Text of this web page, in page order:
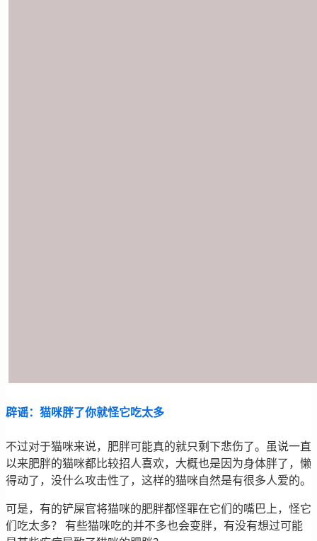
辟谣：猫咪胖了你就怪它吃太多
不过对于猫咪来说，肥胖可能真的就只剩下悲伤了。虽说一直
以来肥胖的猫咪都比较招人喜欢，大概也是因为身体胖了，懒
得动了，没什么攻击性了，这样的猫咪自然是有很多人爱的。
可是，有的铲屎官将猫咪的肥胖都怪罪在它们的嘴巴上，怪它
们吃太多？ 有些猫咪吃的并不多也会变胖，有没有想过可能